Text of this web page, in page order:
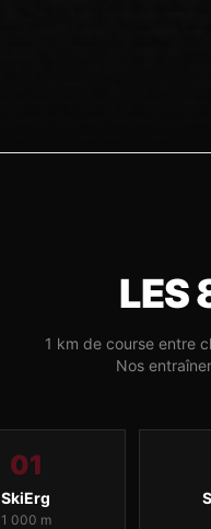
LES
1 km de course entre
Nos
01
SkiErg
1 000 m